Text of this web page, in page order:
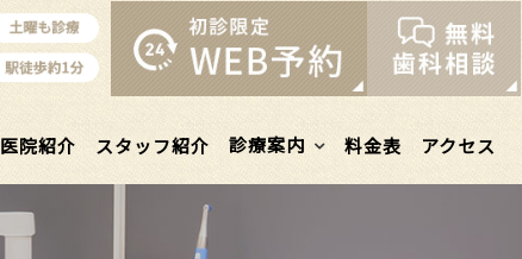
医院紹介 スタッフ紹介 診療案内 料金表 アクセス